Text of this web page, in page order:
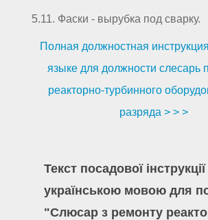
5.11. Фаски - вырубка под сварку.
Полная должностная
языке для должности слесарь
реакторно-турбинного
разряда > > >
Текст посадової інструкції
українською мовою для
"Слюсар з ремонту